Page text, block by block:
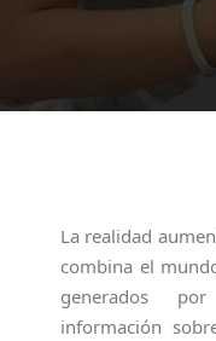
La realidad
combina el
generados
información